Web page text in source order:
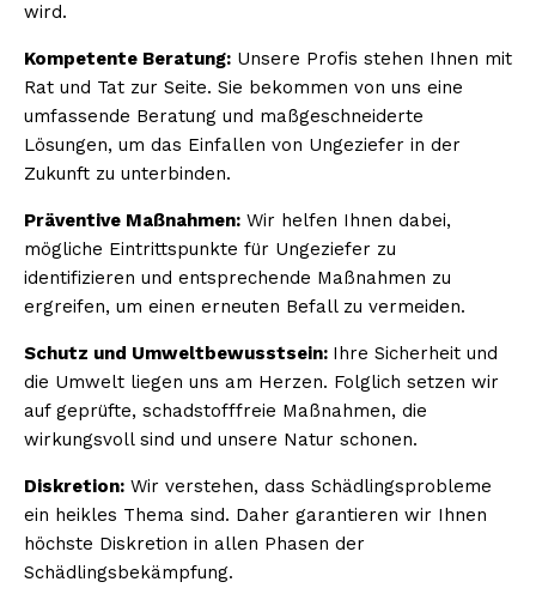
wird.
Kompetente Beratung: Unsere Profis stehen Ihnen mit
Rat und Tat zur Seite. Sie bekommen von uns eine
umfassende Beratung und maßgeschneiderte
Lösungen, um das Einfallen von Ungeziefer in der
Zukunft zu unterbinden.
Präventive Maßnahmen: Wir helfen Ihnen dabei,
mögliche Eintrittspunkte für Ungeziefer zu
identifizieren und entsprechende Maßnahmen zu
ergreifen, um einen erneuten Befall zu vermeiden.
Schutz und Umweltbewusstsein: Ihre Sicherheit und
die Umwelt liegen uns am Herzen. Folglich setzen wir
auf geprüfte, schadstofffreie Maßnahmen, die
wirkungsvoll sind und unsere Natur schonen.
Diskretion: Wir verstehen, dass Schädlingsprobleme
ein heikles Thema sind. Daher garantieren wir Ihnen
höchste Diskretion in allen Phasen der
Schädlingsbekämpfung.